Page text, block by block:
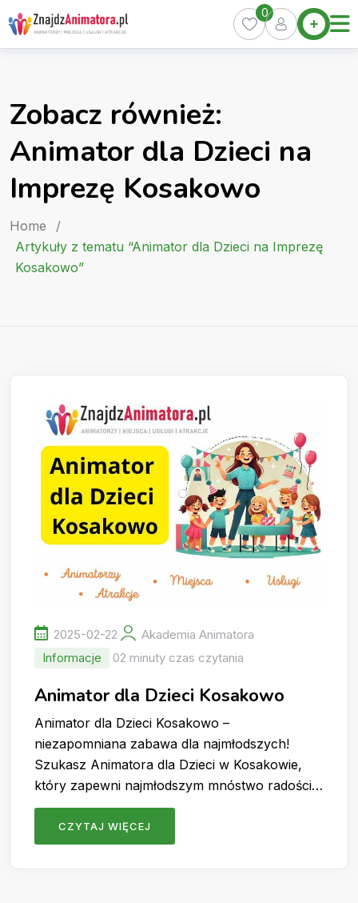
Skip
to
content
Home
Oferty
Kurs
Artykuły
0
Zobacz również:
Animator dla Dzieci na
Imprezę Kosakowo
Home
/
Artykuły z tematu “Animator dla Dzieci na Imprezę
Kosakowo”
2025-02-22
Akademia Animatora
Informacje
02 minuty czas czytania
Animator dla Dzieci Kosakowo
Animator dla Dzieci Kosakowo –
niezapomniana zabawa dla najmłodszych!
Szukasz Animatora dla Dzieci w Kosakowie,
który zapewni najmłodszym mnóstwo radości…
CZYTAJ WIĘCEJ